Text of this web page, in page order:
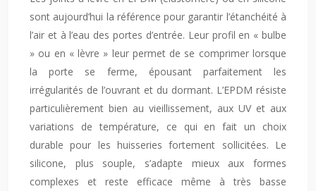
sont aujourd’hui la référence pour garantir l’étanchéité à
l’air et à l’eau des portes d’entrée. Leur profil en « bulbe
» ou en « lèvre » leur permet de se comprimer lorsque
la porte se ferme, épousant parfaitement les
irrégularités de l’ouvrant et du dormant. L’EPDM résiste
particulièrement bien au vieillissement, aux UV et aux
variations de température, ce qui en fait un choix
durable pour les huisseries fortement sollicitées. Le
silicone, plus souple, s’adapte mieux aux formes
complexes et reste efficace même à très basse